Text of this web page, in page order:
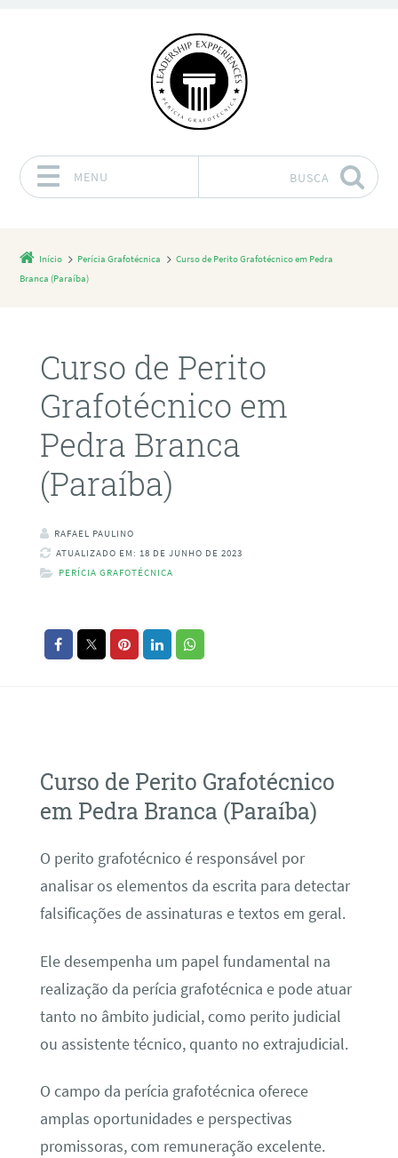
MENU BUSCA
Início Perícia Grafotécnica
Curso de Perito Grafotécnico em Pedra
Branca (Paraíba)
Curso de Perito
Grafotécnico em
Pedra Branca
(Paraíba)
RAFAEL PAULINO
ATUALIZADO EM: 18 DE JUNHO DE 2023
PERÍCIA GRAFOTÉCNICA
Curso de Perito Grafotécnico
em Pedra Branca (Paraíba)
O perito grafotécnico é responsável por
analisar os elementos da escrita para detectar
falsificações de assinaturas e textos em geral.
Ele desempenha um papel fundamental na
realização da perícia grafotécnica e pode atuar
tanto no âmbito judicial, como perito judicial
ou assistente técnico, quanto no extrajudicial.
O campo da perícia grafotécnica oferece
amplas oportunidades e perspectivas
promissoras, com remuneração excelente.